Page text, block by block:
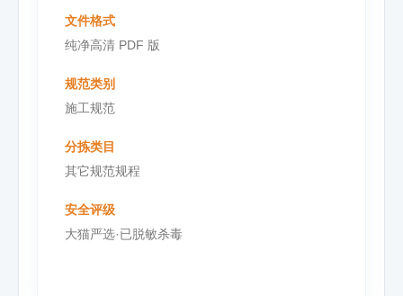
文件格式
纯净高清 PDF 版
规范类别
施工规范
分拣类目
其它规范规程
安全评级
大猫严选·已脱敏杀毒